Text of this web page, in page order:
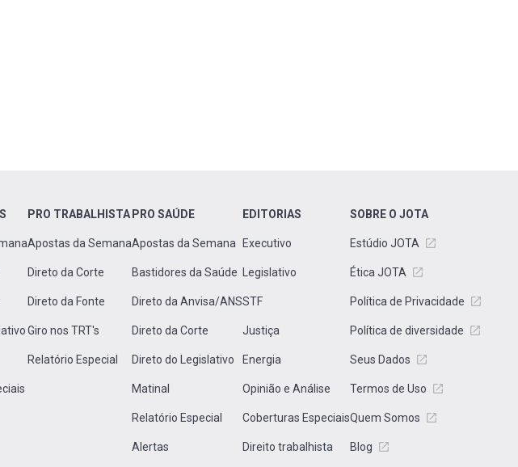
PRO TRABALHISTA
Apostas da Semana
Direto da Corte
Direto da Fonte
Giro nos TRT's
Relatório Especial
PRO SAÚDE
Apostas da Semana
Bastidores da Saúde
Direto da Anvisa/ANS
Direto da Corte
Direto do Legislativo
Matinal
Relatório Especial
Alertas
EDITORIAS
Executivo
Legislativo
STF
Justiça
Energia
Opinião e Análise
Coberturas Especiais
Direito trabalhista
SOBRE O JOTA
Estúdio JOTA
Ética JOTA
Política de Privacidade
Política de diversidade
Seus Dados
Termos de Uso
Quem Somos
Blog